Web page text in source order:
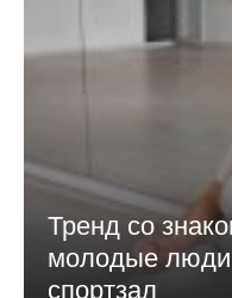
Тренд со
молодые люди
спортзал